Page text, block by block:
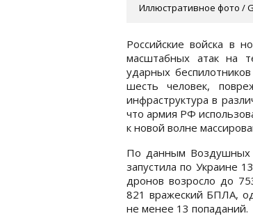
Иллюстративное фото /
Российские войска в
масштабных атак на
ударных
шесть человек,
инфраструктура в
что армия РФ
к новой волне
По данным Воздушных
запустила по Украине
дронов возросло до
821 вражеский БПЛА,
не менее 13 попаданий.